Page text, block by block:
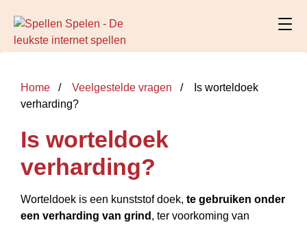
Home Veelgestelde vragen
Is worteldoek
verharding?
Is worteldoek
verharding?
Worteldoek is een kunststof doek, te gebruiken onder
een verharding van grind , ter voorkoming van